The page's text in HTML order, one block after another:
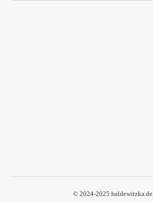
© 2024-2025 haldewitzka.de